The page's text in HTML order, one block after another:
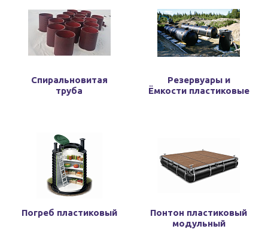
Спиральновитая
труба
Резервуары и
Ёмкости пластиковые
Погреб пластиковый
Понтон пластиковый
модульный